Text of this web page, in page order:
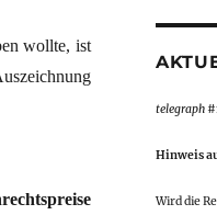
wollte, ist
telegraph
Hinweis
Wird die